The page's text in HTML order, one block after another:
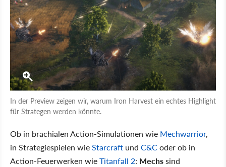
In der Preview zeigen wir, warum Iron Harvest ein echtes Highlight
für Strategen werden könnte.
Ob in brachialen Action-Simulationen wie Mechwarrior,
in Strategiespielen wieStarcraft und C&Coder ob in
Action-Feuerwerken wieTitanfall 2: Mechssind